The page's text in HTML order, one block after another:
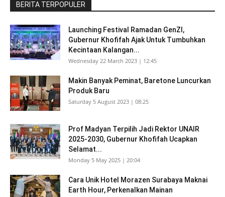
BERITA TERPOPULER
Launching Festival Ramadan GenZI,
Gubernur Khofifah Ajak Untuk Tumbuhkan
Kecintaan Kalangan...
Wednesday 22 March 2023 | 12:45
Makin Banyak Peminat, Baretone Luncurkan
Produk Baru
Saturday 5 August 2023 | 08:25
Prof Madyan Terpilih Jadi Rektor UNAIR
2025-2030, Gubernur Khofifah Ucapkan
Selamat...
Monday 5 May 2025 | 20:04
Cara Unik Hotel Morazen Surabaya Maknai
Earth Hour, Perkenalkan Mainan